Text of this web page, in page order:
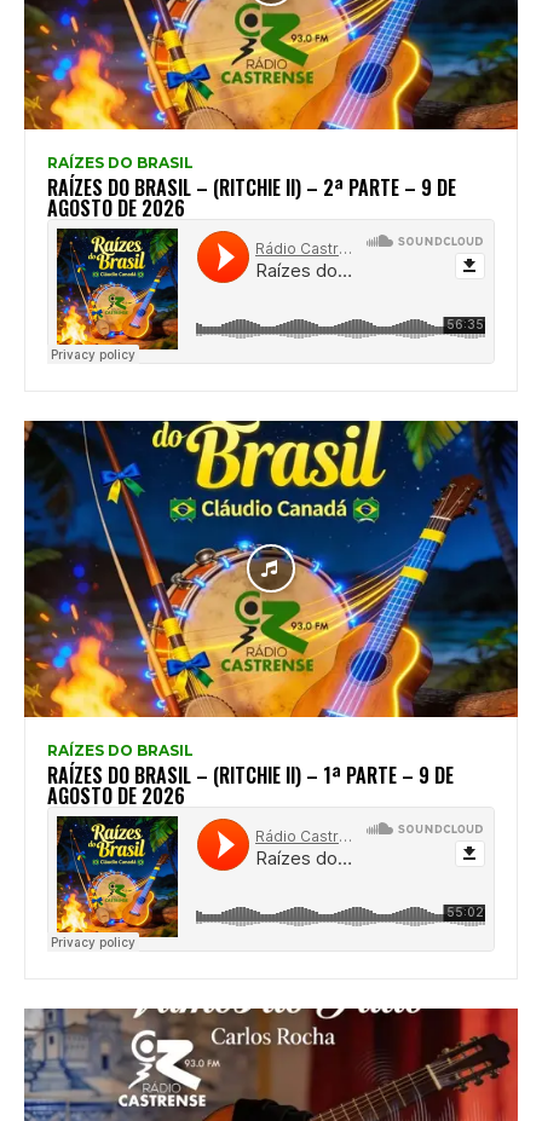
RAÍZES DO BRASIL
RAÍZES DO BRASIL – (RITCHIE II) – 2ª PARTE – 9 DE
AGOSTO DE 2026
RAÍZES DO BRASIL
RAÍZES DO BRASIL – (RITCHIE II) – 1ª PARTE – 9 DE
AGOSTO DE 2026